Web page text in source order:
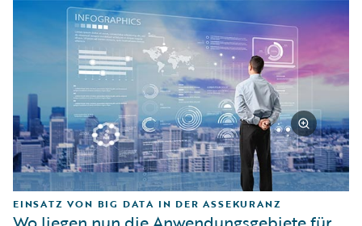
EINSATZ VON BIG DATA IN DER ASSEKURANZ